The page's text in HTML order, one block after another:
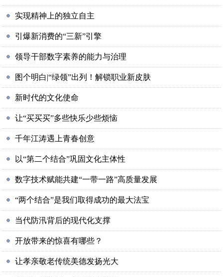
实现精神上的独立自主
引爆新消费的“三新”引擎
领导干部数字素养的能力与治理
图个明白|“绿领”出列！解锁职业新皮肤
新时代的文化使命
让“买买买”多些快乐少些烦恼
千年江涛遇上青春创意
以“第二个结合”巩固文化主体性
数字技术赋能共建“一带一路”高质量发展
“两个结合”是我们取得成功的最大法宝
当代防汛背后的现代化支撑
开放带来的惊喜有哪些？
让孝亲敬老传统美德发扬光大